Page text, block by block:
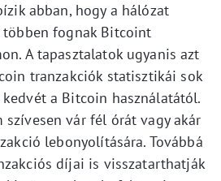
abban, hogy a hálózat
fognak Bitcoint
A tapasztalatok ugyanis azt
tranzakciók statisztikái sok
a Bitcoin használatától.
szívesen vár fél órát vagy akár
lebonyolítására. Továbbá
díjai is visszatarthatják